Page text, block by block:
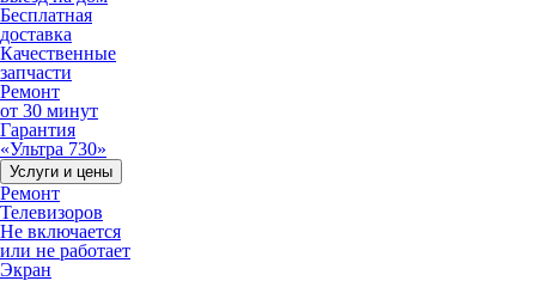
Бесплатная
доставка
Качественные
запчасти
Ремонт
от 30 минут
Гарантия
«Ультра 730»
Услуги и цены
Ремонт
Телевизоров
Не включается
или не работает
Экран